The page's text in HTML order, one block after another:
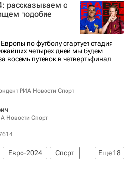
рассказываем о
подобие
по футболу стартует стадия
четырех дней мы будем
восемь путевок в четвертьфинал.
РИА Новости Спорт
Новости Спорт
Еще 18
Евро-2024
Спорт